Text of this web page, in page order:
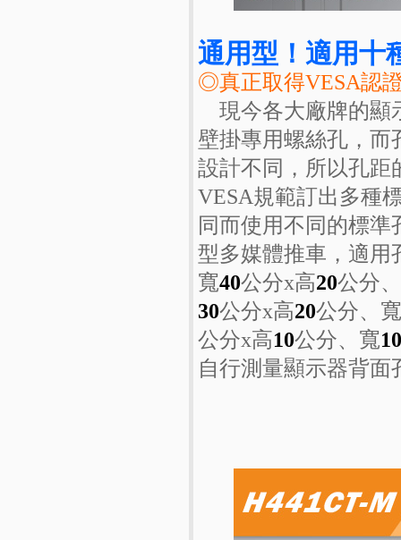
通用型！適用十
◎真正取得VESA認
現今各大廠牌的顯
壁掛專用螺絲孔，而
設計不同，所以孔距
VESA規範訂出多種
同而使用不同的標
型多媒體推車，適用
寬40公分x高20公分
30公分x高20公分、寬
公分x高10公分、寬10
自行測量顯示器背